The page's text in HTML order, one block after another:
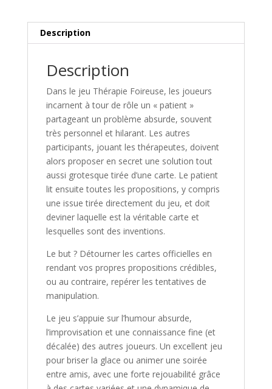
Description
Description
Dans le jeu Thérapie Foireuse, les joueurs
incarnent à tour de rôle un « patient »
partageant un problème absurde, souvent
très personnel et hilarant. Les autres
participants, jouant les thérapeutes, doivent
alors proposer en secret une solution tout
aussi grotesque tirée d’une carte. Le patient
lit ensuite toutes les propositions, y compris
une issue tirée directement du jeu, et doit
deviner laquelle est la véritable carte et
lesquelles sont des inventions.
Le but ? Détourner les cartes officielles en
rendant vos propres propositions crédibles,
ou au contraire, repérer les tentatives de
manipulation.
Le jeu s’appuie sur l’humour absurde,
l’improvisation et une connaissance fine (et
décalée) des autres joueurs. Un excellent jeu
pour briser la glace ou animer une soirée
entre amis, avec une forte rejouabilité grâce